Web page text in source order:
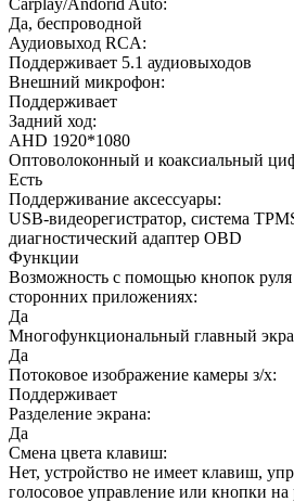
Да, беспроводной
Аудиовыход RCA:
Поддерживает 5.1 аудиовыходов
Внешний микрофон:
Поддерживает
Задний ход:
AHD 1920*1080
Оптоволоконный и коаксиальный
Есть
Поддерживание аксессуары:
USB-видеорегистратор, система
диагностический адаптер OBD
Функции
Возможность с помощью кнопок руля
сторонних приложениях:
Да
Многофункциональный главный
Да
Потоковое изображение камеры з/х:
Поддерживает
Разделение экрана:
Да
Смена цвета клавиш:
Нет, устройство не имеет клавиш,
голосовое управление или кнопки на